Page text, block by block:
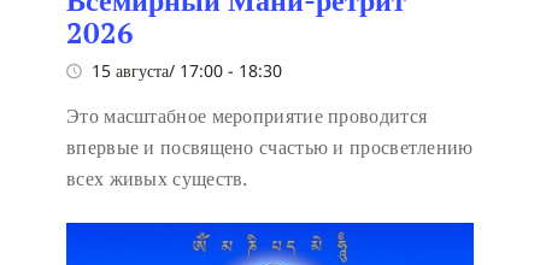
2026
15 августа/ 17:00 - 18:30
Это масштабное мероприятие проводится
впервые и посвящено счастью и просветлению
всех живых существ.